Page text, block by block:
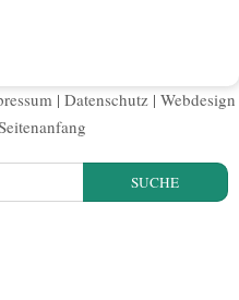
| Datenschutz | Webdesign
SUCHE